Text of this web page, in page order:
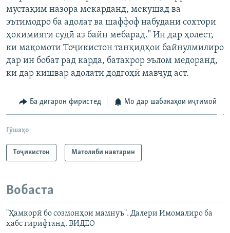
мустақим назора мекарданд, мекушад ва
эътимодро ба адолат ва шаффоф набудани сохтори
ҳокимияти судӣ аз байн мебарад." Ин дар ҳолест,
ки мақомоти Тоҷикистон танқидҳои байнулмилиро
дар ин бобат рад карда, батакрор эълом медоранд,
ки дар кишвар адолати додгоҳӣ мавҷуд аст.
Ба дигарон фиристед Мо дар шабакаҳои иҷтимоӣ
Гӯшаҳо
Тоҷикистон Матолиби навтарин
Вобаста
"Ҳамкорӣ бо созмонҳои мамнуъ". Далери Имомалиро ба
ҳабс гирифтанд. ВИДЕО